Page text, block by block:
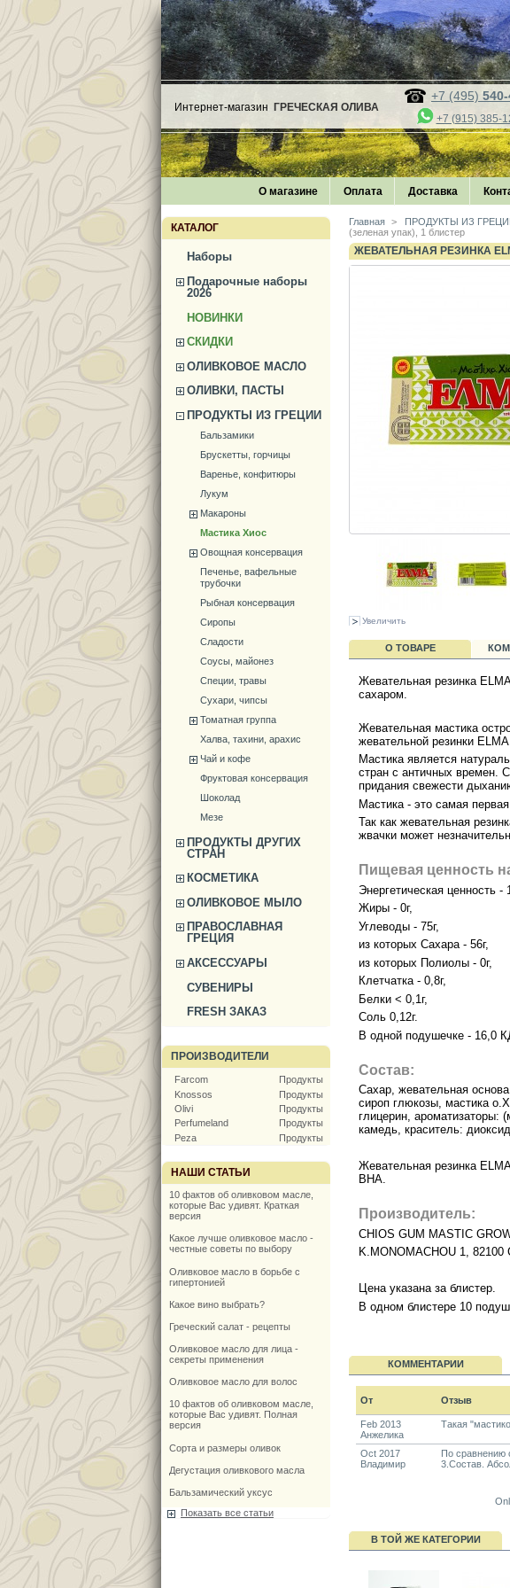
Интернет-магазин ГРЕЧЕСКАЯ ОЛИВА
+7 (495)
+7 (915) 385-
О магазине Оплата Доставка
КАТАЛОГ
Наборы
Подарочные наборы
2026
НОВИНКИ
СКИДКИ
ОЛИВКОВОЕ МАСЛО
ОЛИВКИ, ПАСТЫ
ПРОДУКТЫ ИЗ ГРЕЦИИ
Бальзамики
Брускетты, горчицы
Варенье, конфитюры
Лукум
Макароны
Мастика Хиос
Овощная консервация
Печенье, вафельные
трубочки
Рыбная консервация
Сиропы
Сладости
Соусы, майонез
Специи, травы
Сухари, чипсы
Томатная группа
Халва, тахини, арахис
Чай и кофе
Фруктовая консервация
Шоколад
Мезе
ПРОДУКТЫ ДРУГИХ
СТРАН
КОСМЕТИКА
ОЛИВКОВОЕ МЫЛО
ПРАВОСЛАВНАЯ
ГРЕЦИЯ
АКСЕССУАРЫ
СУВЕНИРЫ
FRESH ЗАКАЗ
ПРОИЗВОДИТЕЛИ
Farcom
Продукты
Knossos
Продукты
Olivi
Продукты
Perfumeland
Продукты
Peza
Продукты
НАШИ СТАТЬИ
10 фактов об оливковом масле,
которые Вас удивят. Краткая
версия
Какое лучше оливковое масло -
честные советы по выбору
Оливковое масло в борьбе с
гипертонией
Какое вино выбрать?
Греческий салат - рецепты
Оливковое масло для лица -
секреты применения
Оливковое масло для волос
10 фактов об оливковом масле,
которые Вас удивят. Полная
версия
Сорта и размеры оливок
Дегустация оливкового масла
Бальзамический уксус
Показать все статьи
Главная > ПРОДУКТЫ ИЗ
(зеленая упак), 1 блистер
ЖЕВАТЕЛЬНАЯ РЕЗИНКА
Увеличить
О ТОВАРЕ
Жевательная резинка
сахаром.
Жевательная мастика
жевательной резинки ELMA.
Мастика является
стран с античных времен.
придания свежести
Мастика - это самая
Так как жевательная
жвачки может
Пищевая ценность
Энергетическая ценность
Жиры - 0г,
Углеводы - 75г,
из которых Сахара - 56г,
из которых Полиолы - 0г,
Клетчатка - 0,8г,
Белки < 0,1г,
Соль 0,12г.
В одной подушечке - 16,0
Состав:
Сахар, жевательная
сироп глюкозы, мастика
глицерин, ароматизаторы:
камедь, краситель:
Жевательная резинка
BHA.
Производитель:
CHIOS GUM MASTIC
K.MONOMACHOU 1, 82100
Цена указана за блистер.
В одном блистере 10
КОММЕНТАРИИ
От Отзыв
Feb 2013
Анжелика
Такая
Oct 2017
Владимир
По сравнению
3.Состав.
В ТОЙ ЖЕ КАТЕГОРИИ